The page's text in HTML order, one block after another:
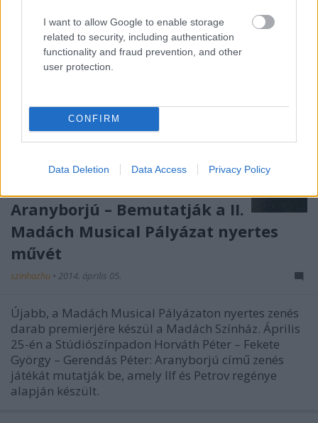
I want to allow Google to enable storage
related to security, including authentication
functionality and fraud prevention, and other
user protection.
CONFIRM
Data Deletion Data Access Privacy Policy
Aranyborjú – Bemutatják a II.
Madách Musical Pályázat nyertes
művét
szinhazhu • 2014. április 05.
Újabb, a Madách Musical Pályázaton nyertes zenés
darab premierjére készül a Madách Színház. Április
25-én a Stúdiószínpadon Horváth Péter – Fekete
György – Gerendás Péter: Aranyborjú című zenés
játékát mutatják be, amely Ilf és Petrov regénye
alapján készült.